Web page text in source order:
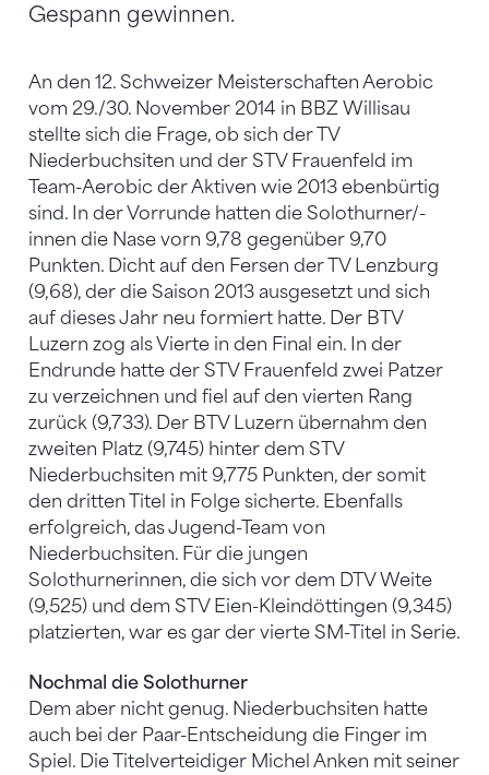
Gespann gewinnen.
An den 12. Schweizer Meisterschaften Aerobic
vom 29./30. November 2014 in BBZ Willisau
stellte sich die Frage, ob sich der TV
Niederbuchsiten und der STV Frauenfeld im
Team-Aerobic der Aktiven wie 2013 ebenbürtig
sind. In der Vorrunde hatten die Solothurner/-
innen die Nase vorn 9,78 gegenüber 9,70
Punkten. Dicht auf den Fersen der TV Lenzburg
(9,68), der die Saison 2013 ausgesetzt und sich
auf dieses Jahr neu formiert hatte. Der BTV
Luzern zog als Vierte in den Final ein. In der
Endrunde hatte der STV Frauenfeld zwei Patzer
zu verzeichnen und fiel auf den vierten Rang
zurück (9,733). Der BTV Luzern übernahm den
zweiten Platz (9,745) hinter dem STV
Niederbuchsiten mit 9,775 Punkten, der somit
den dritten Titel in Folge sicherte. Ebenfalls
erfolgreich, das Jugend-Team von
Niederbuchsiten. Für die jungen
Solothurnerinnen, die sich vor dem DTV Weite
(9,525) und dem STV Eien-Kleindöttingen (9,345)
platzierten, war es gar der vierte SM-Titel in Serie.
Nochmal die Solothurner
Dem aber nicht genug. Niederbuchsiten hatte
auch bei der Paar-Entscheidung die Finger im
Spiel. Die Titelverteidiger Michel Anken mit seiner